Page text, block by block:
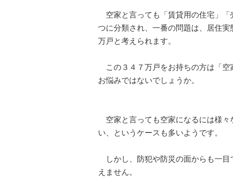
空家と言っても「賃貸用の住宅」「
つに分類され、一番の問題は、居住
万戸と考えられます。
この３４７万戸をお持ちの方は「空
お悩みではないでしょうか。
空家と言っても空家になるには様々
い、というケースも多いようです。
しかし、防犯や防災の面からも一目
えません。